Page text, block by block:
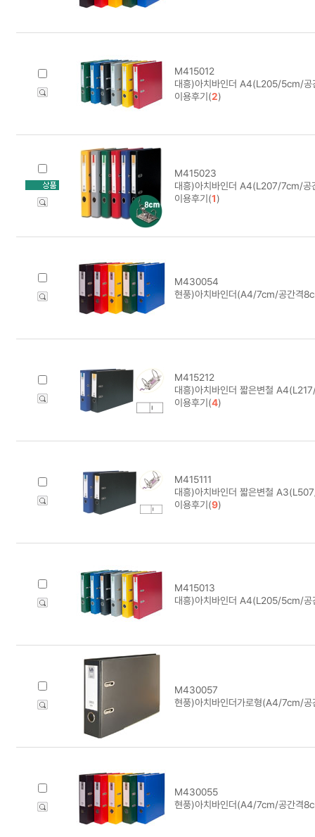
M415012
대흥)아치바인더 A4(L205/5cm/공
이용후기(2)
M415023
대흥)아치바인더 A4(L207/7cm/공
이용후기(1)
M430054
현풍)아치바인더(A4/7cm/공간격
M415212
대흥)아치바인더 짧은변철
이용후기(4)
M415111
대흥)아치바인더 짧은변철
이용후기(9)
M415013
대흥)아치바인더 A4(L205/5cm/공
M430057
현풍)아치바인더가로형(A4/7cm/
M430055
현풍)아치바인더(A4/7cm/공간격